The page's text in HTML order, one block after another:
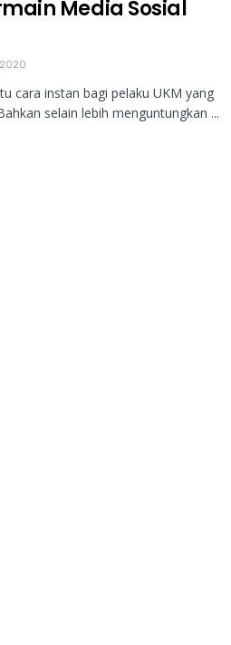
Media Sosial
cara instan bagi pelaku UKM yang
selain lebih menguntungkan ...